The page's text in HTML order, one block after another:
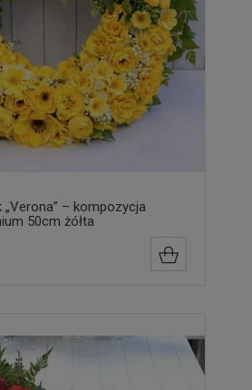
„Verona” – kompozycja
50cm żółta